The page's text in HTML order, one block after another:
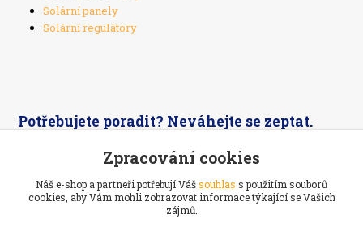
Solární panely
Solární regulátory
Potřebujete poradit? Neváhejte se zeptat.
+420 603 526 269
Zpracování cookies
Náš e-shop a partneři potřebují Vášsouhlas s použitím souborů
cookies, aby Vám mohli zobrazovat informace týkající se Vašich
zájmů.